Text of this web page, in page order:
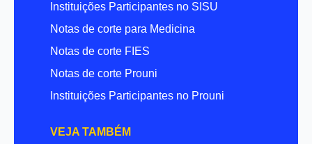
Instituições Participantes no SISU
Notas de corte para Medicina
Notas de corte FIES
Notas de corte Prouni
Instituições Participantes no Prouni
VEJA TAMBÉM